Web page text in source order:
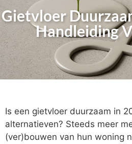
Gietvloer
Handleiding
Is een gietvloer duurzaam in
alternatieven? Steeds meer
(ver)bouwen van hun woning